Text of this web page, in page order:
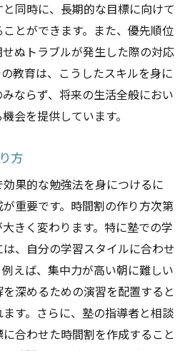
同時に、長期的な目標に向けて
とができます。また、優先順位
ぬトラブルが発生した際の対応
教育は、こうしたスキルを身に
ならず、将来の生活全般におい
会を提供しています。
方
果的な勉強法を身につけるに
重要です。時間割の作り方次第
きく変わります。特に塾での学
、自分の学習スタイルに合わせ
えば、集中力が高い朝に難しい
深めるための演習を配置すると
す。さらに、塾の指導者と相談
合わせた時間割を作成すること